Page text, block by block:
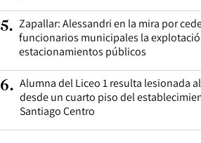
5. Zapallar: Alessandri en la mira por
funcionarios municipales la
estacionamientos públicos
6. Alumna del Liceo 1 resulta lesionada
desde un cuarto piso del
Santiago Centro